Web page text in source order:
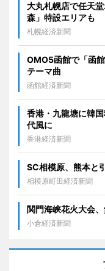
大丸札幌店で任天
森」特設エリアも
札幌経済新聞
OMO5函館で「函
テーマ曲
函館経済新聞
香港・九龍塘に韓
代風に
香港経済新聞
SC相模原、熊本
相模原町田経済新聞
関門海峡花火大会
小倉経済新聞